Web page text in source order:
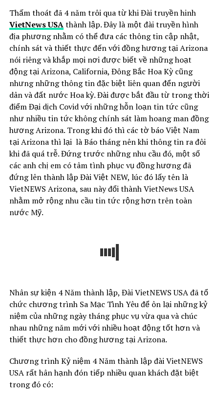
Thấm thoát đã 4 năm trôi qua từ khi Đài truyền hinh
VietNews USAthành lập. Đây là một đài truyền hình
địa phương nhằm có thể đưa các thông tin cập nhật,
chính sát và thiết thực đến với đồng hương tại Arizona
nói riêng và khắp mọi nơi được biết về những hoạt
động tại Arizona, California, Đông Bắc Hoa Kỳ cũng
nhưng những thông tin đặc biệt liên quan đển người
dân và đất nước Hoa kỳ. Đài được bắt đầu từ trong thời
điểm Đại dịch Covid với những hỗn loạn tin tức cũng
như nhiều tin tức không chính sát làm hoang man đồng
hương Arizona. Trong khi đó thì các tờ báo Việt Nam
tại Arizona thì lại là Báo tháng nên khi thông tin ra đôi
khi đã quá trễ. Đứng trước những nhu cầu đó, một số
các anh chị em có tâm tình phục vụ đồng hương đã
đứng lên thành lập Đài Việt NEW, lúc đó lấy tên là
VietNEWS Arizona, sau này đổi thành VietNews USA
nhằm mở rộng nhu cầu tin tức rộng hơn trên toàn
nước Mỹ.
Nhân sự kiện 4 Năm thành lập, Đài VietNEWS USA đã tổ
chức chương trình Sa Mạc Tình Yêu để ôn lại những kỷ
niệm của những ngày tháng phục vụ vừa qua và chúc
nhau những năm mới với nhiều hoạt động tốt hơn và
thiết thực hơn cho đồng hương tại Arizona.
Chương trình Kỷ niệm 4 Năm thành lập đài VietNEWS
USA rất hân hạnh đón tiếp nhiều quan khách đặt biệt
trong đó có: